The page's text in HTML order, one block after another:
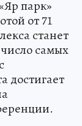
парк»
от 71
станет
самых
достигает